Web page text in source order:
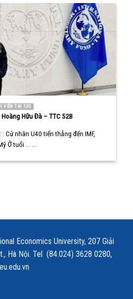
VIÊN TIN TỨC
Hữu Đà – TTC 52B
Cử nhân U40 tiến thẳng đến IMF,
Ở tuổi ... ...
Economics University, 207 Giải
Hà Nội. Tel (84.024) 3628 0280,